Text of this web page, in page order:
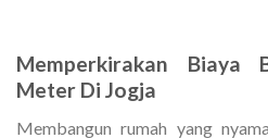
Memperkirakan Biaya
Meter Di Jogja
Membangun rumah yang